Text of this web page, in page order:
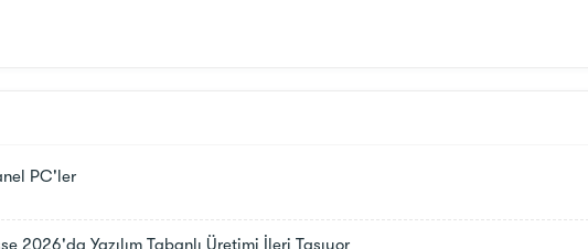
PC'ler
2026'da Yazılım Tabanlı Üretimi İleri Taşıyor